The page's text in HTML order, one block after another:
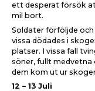
ett desperat försök
mil bort.
Soldater förföljde
vissa dödades i
platser. I vissa fall
söner, fullt medvetna
dem kom ut ur
12 – 13 Juli